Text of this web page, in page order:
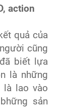
action
quả của
cũng
biết lựa
là những
là lao vào
sản